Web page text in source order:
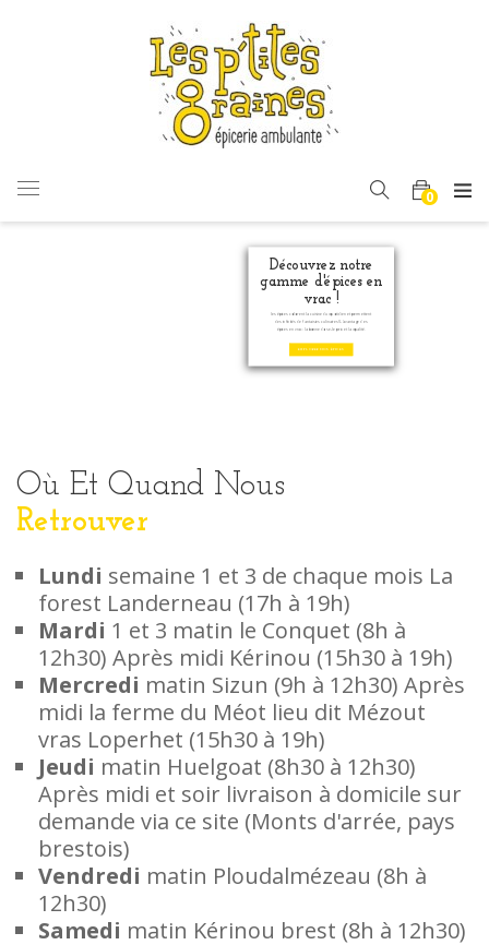
BASCULER
0
Découvrez notre
gamme d'épices en
vrac !
les épices colorent la cuisine du quotidien et permettent
des infinités de fantaisies culinaires! L'avantage des
épices en vrac: la bonne dose, le prix et la qualité.
EXPLORER NOS ÉPICES
Où Et Quand Nous
Retrouver
Lundi semaine 1 et 3 de chaque mois La
forest Landerneau (17h à 19h)
Mardi 1 et 3 matin le Conquet (8h à
12h30) Après midi Kérinou (15h30 à 19h)
Mercredi matin Sizun (9h à 12h30) Après
midi la ferme du Méot lieu dit Mézout
vras Loperhet (15h30 à 19h)
Jeudi matin Huelgoat (8h30 à 12h30)
Après midi et soir livraison à domicile sur
demande via ce site (Monts d'arrée, pays
brestois)
Vendredi matin Ploudalmézeau (8h à
12h30)
Samedi matin Kérinou brest (8h à 12h30)